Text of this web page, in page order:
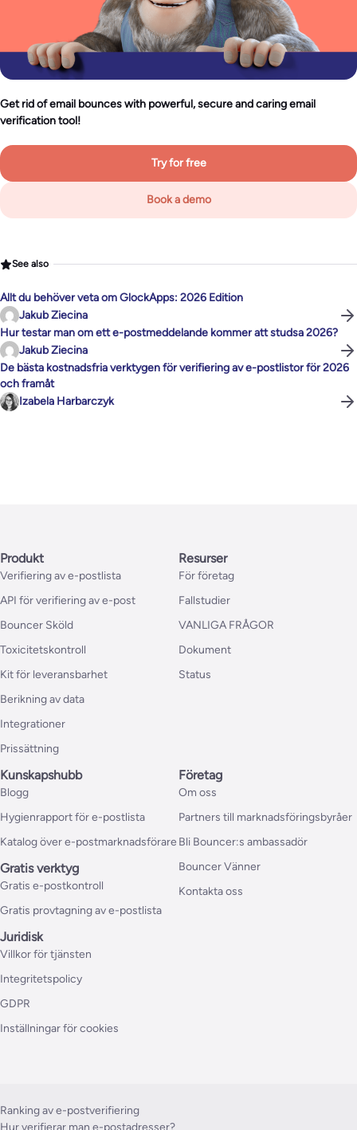
Get rid of email bounces with powerful, secure and caring email
verification tool!
Try for free
Book a demo
See also
Allt du behöver veta om GlockApps: 2026 Edition
Jakub Ziecina
Hur testar man om ett e-postmeddelande kommer att studsa 2026?
Jakub Ziecina
De bästa kostnadsfria verktygen för verifiering av e-postlistor för 2026
och framåt
Izabela Harbarczyk
Produkt
Verifiering av e-postlista
API för verifiering av e-post
Bouncer Sköld
Toxicitetskontroll
Kit för leveransbarhet
Berikning av data
Integrationer
Prissättning
Resurser
För företag
Fallstudier
VANLIGA FRÅGOR
Dokument
Status
Kunskapshubb
Blogg
Hygienrapport för e-postlista
Katalog över e-postmarknadsförare
Gratis verktyg
Gratis e-postkontroll
Gratis provtagning av e-postlista
Företag
Om oss
Partners till marknadsföringsbyråer
Bli Bouncer:s ambassadör
Bouncer Vänner
Kontakta oss
Juridisk
Villkor för tjänsten
Integritetspolicy
GDPR
Inställningar för cookies
Ranking av e-postverifiering
Hur verifierar man e-postadresser?